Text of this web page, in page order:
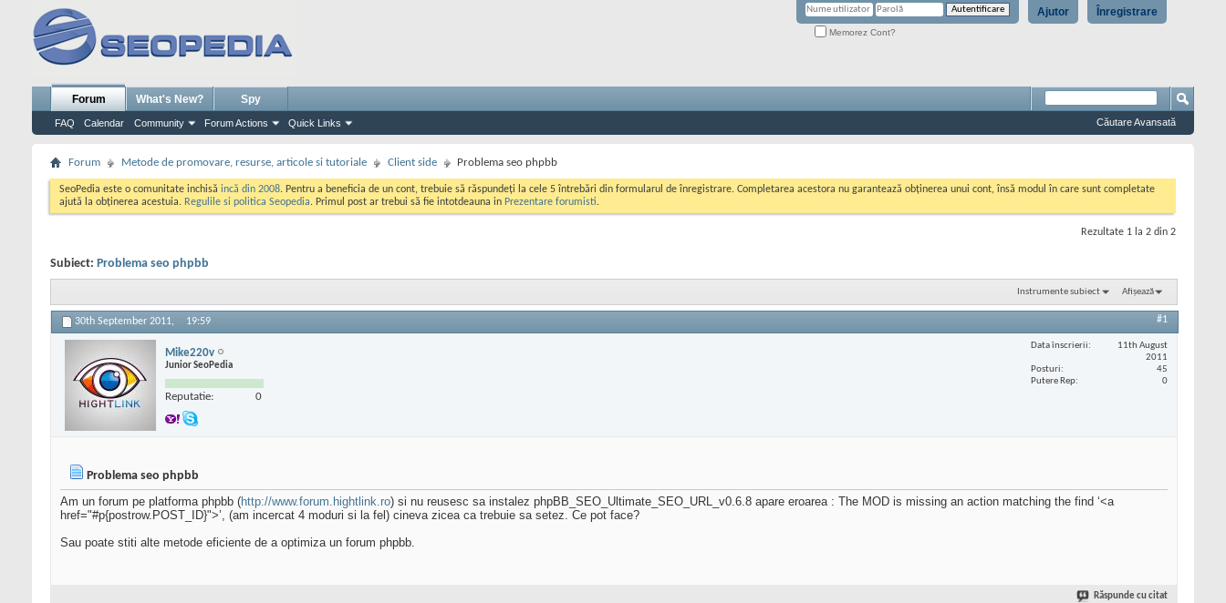
Înregistrare
Ajutor
Memorez Cont?
Forum
FAQ Calendar Community Forum Actions Quick Links
What's New? Spy
Căutare Avansată
Forum Metode de promovare, resurse, articole si tutoriale Client side Problema seo phpbb
SeoPedia este o comunitate inchisă incă din 2008. Pentru a beneficia de un cont, trebuie să răspundeți la cele 5 întrebări din formularul de înregistrare. Completarea acestora nu garantează obținerea unui cont, însă modul în care sunt completate
ajută la obținerea acestuia. Regulile si politica Seopedia. Primul post ar trebui să fie intotdeauna in Prezentare forumisti.
Rezultate 1 la 2 din 2
Subiect: Problema seo phpbb
Instrumente subiect Afișează
30th September 2011, 19:59 #1
Mike220v
Junior SeoPedia
Reputatie: 0
Data înscrierii
11th August
2011
Posturi
45
Putere Rep
0
Problema seo phpbb
Am un forum pe platforma phpbb (http://www.forum.hightlink.ro) si nu reusesc sa instalez phpBB_SEO_Ultimate_SEO_URL_v0.6.8 apare eroarea : The MOD is missing an action matching the find ‘<a
href="#p{postrow.POST_ID}">’, (am incercat 4 moduri si la fel) cineva zicea ca trebuie sa setez. Ce pot face?
Sau poate stiti alte metode eficiente de a optimiza un forum phpbb.
Răspunde cu citat